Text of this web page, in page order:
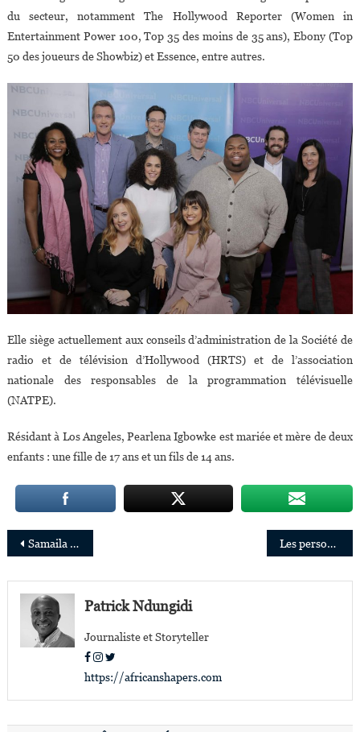
du secteur, notamment The Hollywood Reporter (Women in
Entertainment Power 100, Top 35 des moins de 35 ans), Ebony (Top
50 des joueurs de Showbiz) et Essence, entre autres.
Elle siège actuellement aux conseils d’administration de la Société de
radio et de télévision d’Hollywood (HRTS) et de l’association
nationale des responsables de la programmation télévisuelle
(NATPE).
Résidant à Los Angeles, Pearlena Igbowke est mariée et mère de deux
enfants : une fille de 17 ans et un fils de 14 ans.
Navigation
de
l’article
Samaila Zubairu nommé vice-président du conseil d’administration d’Aker Energy Les personnalités africaines qui ont reçu un Prix Nobel de la Paix
Patrick Ndungidi
Journaliste et Storyteller
https://africanshapers.com